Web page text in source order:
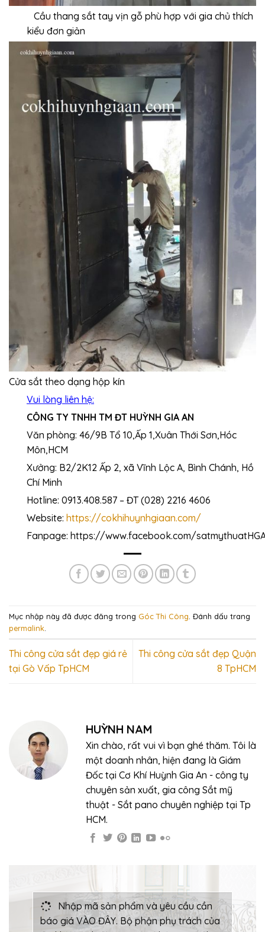
Cầu thang sắt tay vịn gỗ phù hợp với gia chủ thích
kiểu đơn giản
Cửa sắt theo dạng hộp kín
Vui lòng liên hệ:
CÔNG TY TNHH TM ĐT HUỲNH GIA AN
Văn phòng: 46/9B Tổ 10,Ấp 1,Xuân Thới Sơn,Hóc
Môn,HCM
Xưởng: B2/2K12 Ấp 2, xã Vĩnh Lộc A, Bình Chánh, Hồ
Chí Minh
Hotline: 0913.408.587 – ĐT (028) 2216 4606
Website: https://cokhihuynhgiaan.com/
Fanpage: https://www.facebook.com/
Mục nhập này đã được đăng trong Góc Thi Công . Đánh dấu trang
permalink
Thi công cửa sắt đẹp giá rẻ
tại Gò Vấp TpHCM
Thi công cửa sắt đẹp Quận
8 TpHCM
HUỲNH NAM
Xin chào, rất vui vì bạn ghé thăm. Tôi là
một doanh nhân, hiện đang là Giám
Đốc tại Cơ Khí Huỳnh Gia An - công ty
chuyên sản xuất, gia công Sắt mỹ
thuật - Sắt pano chuyên nghiệp tại Tp
HCM.